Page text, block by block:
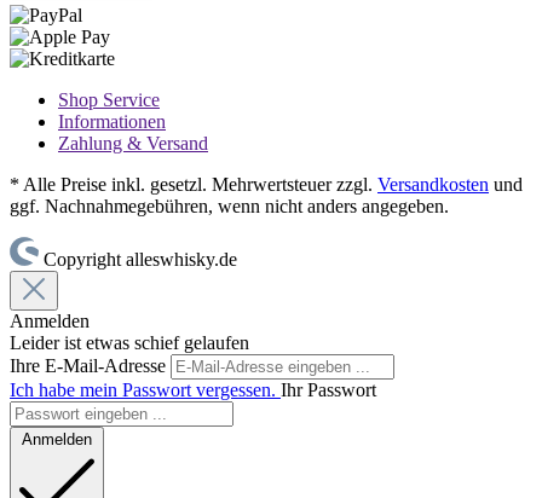
Shop Service
Informationen
Zahlung & Versand
* Alle Preise inkl. gesetzl. Mehrwertsteuer zzgl. Versandkosten und
ggf. Nachnahmegebühren, wenn nicht anders angegeben.
Copyright alleswhisky.de
Anmelden
Leider ist etwas schief gelaufen
Ihre E-Mail-Adresse
Ich habe mein Passwort vergessen. Ihr Passwort
Anmelden